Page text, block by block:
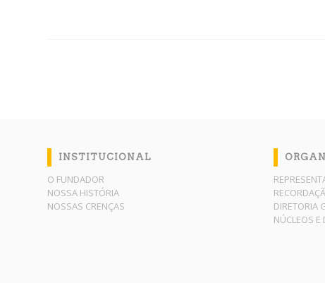
INSTITUCIONAL
O FUNDADOR
NOSSA HISTÓRIA
NOSSAS CRENÇAS
DIRETORIA
NÚCLEOS E